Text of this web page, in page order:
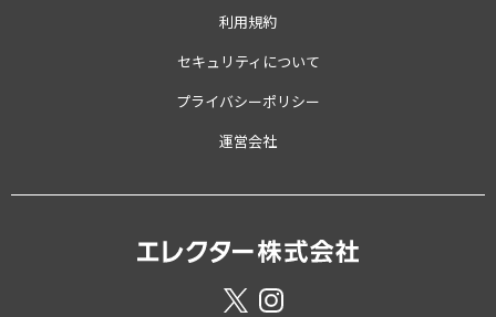
利用規約
セキュリティについて
プライバシーポリシー
運営会社